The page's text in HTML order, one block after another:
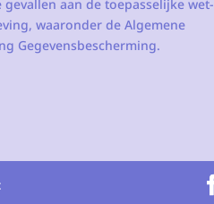
gevallen aan de toepasselijke wet-
waaronder de Algemene
Gegevensbescherming.